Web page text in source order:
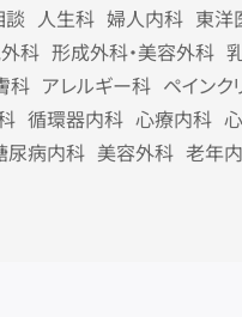
談 人生科 婦人内科 東洋
科 形成外科・美容外科
科 アレルギー科 ペインク
循環器内科 心療内科
尿病内科 美容外科 老年